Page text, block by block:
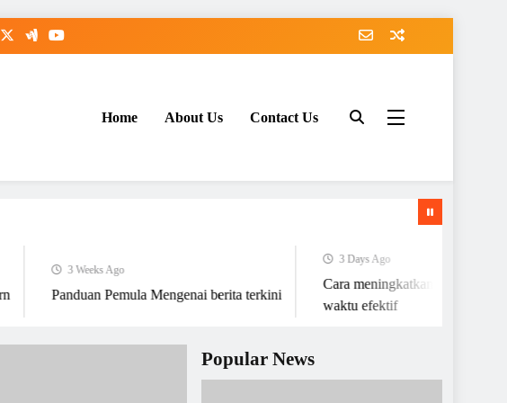
Home About Us Contact Us
3 Weeks Ago
Panduan Pemula Mengenai berita terkini
3 Days Ago
Cara meningkatkan produktivitas
waktu efektif
Popular News